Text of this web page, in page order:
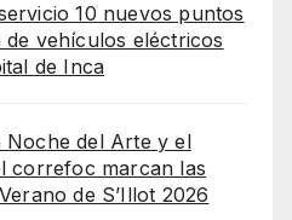
10 nuevos puntos
de vehículos eléctricos
de Inca
Noche del Arte y el
correfoc marcan las
de S’Illot 2026